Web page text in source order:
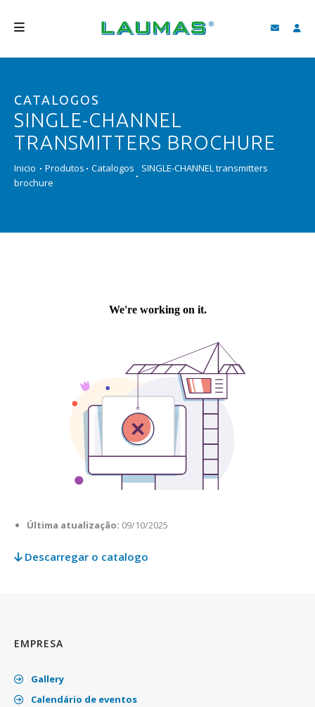
PRODUTOS
SERVIÇOS
VIDEOS
CATALOGOS
SINGLE-CHANNEL
TRANSMITTERS BROCHURE
Inicio Produtos Catalogos
SINGLE-CHANNEL transmitters
brochure
Última atualização: 09/10/2025
Descarregar o catalogo
EMPRESA
Gallery
Calendário de eventos